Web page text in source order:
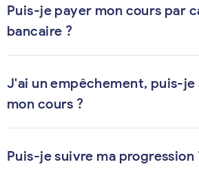
Puis-je payer mon cours par
bancaire ?
J'ai un empêchement, puis-je
mon cours ?
Puis-je suivre ma progression